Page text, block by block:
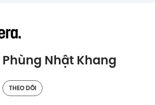
Phùng Nhật Khang
THEO DÕI